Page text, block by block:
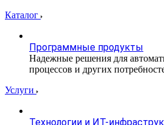
Каталог
Программные продукты
Надежные решения для
процессов и других
Услуги
Технологии и ИТ-